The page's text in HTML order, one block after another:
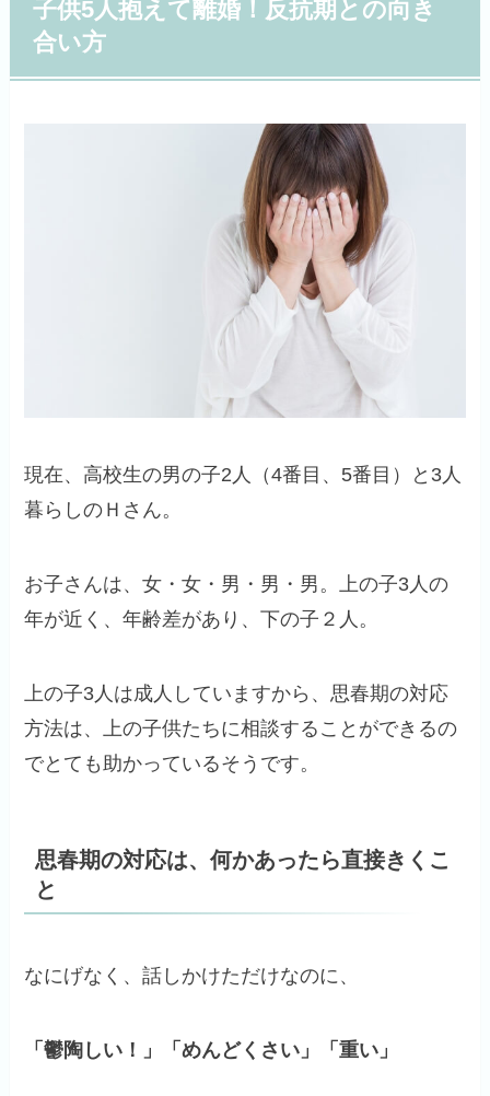
子供5人抱えて離婚！反抗期との向き
合い方
現在、高校生の男の子2人（4番目、5番目）と3人
暮らしのＨさん。
お子さんは、女・女・男・男・男。上の子3人の
年が近く、年齢差があり、下の子２人。
上の子3人は成人していますから、思春期の対応
方法は、上の子供たちに相談することができるの
でとても助かっているそうです。
思春期の対応は、何かあったら直接きくこ
と
なにげなく、話しかけただけなのに、
「鬱陶しい！」「めんどくさい」「重い」